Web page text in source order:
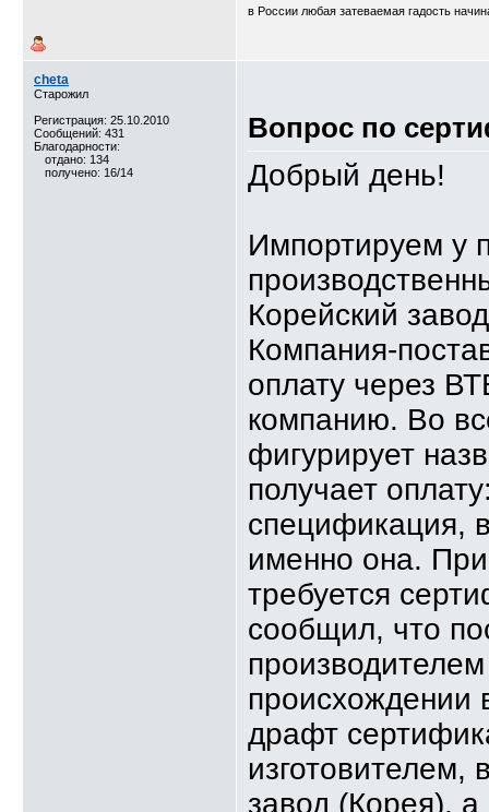
в России любая затеваемая гадость
cheta
Старожил
Регистрация: 25.10.2010
Сообщений: 431
Благодарности:
отдано: 134
получено: 16/14
Вопрос по
Добрый день!
Импортируем у
Корейский
Компания-
оплату через
компанию. Во
фигурирует
получает
спецификация,
именно она.
требуется
сообщил, что
происхождении
драфт
изготовителем,
завод (Корея),